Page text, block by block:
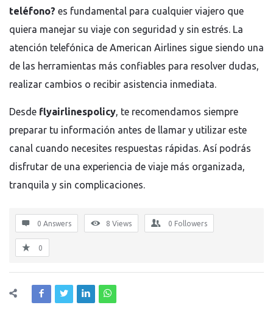
teléfono? es fundamental para cualquier viajero que
quiera manejar su viaje con seguridad y sin estrés. La
atención telefónica de American Airlines sigue siendo una
de las herramientas más confiables para resolver dudas,
realizar cambios o recibir asistencia inmediata.
Desde flyairlinespolicy, te recomendamos siempre
preparar tu información antes de llamar y utilizar este
canal cuando necesites respuestas rápidas. Así podrás
disfrutar de una experiencia de viaje más organizada,
tranquila y sin complicaciones.
0 Answers 8 Views 0 Followers
0